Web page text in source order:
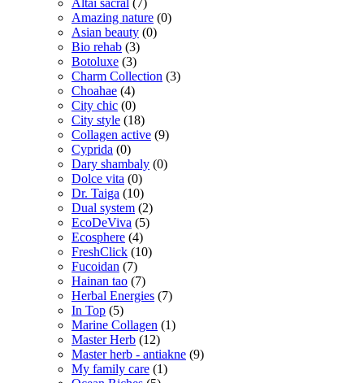
Altai sacral (7)
Amazing nature (0)
Asian beauty (0)
Bio rehab (3)
Botoluxe (3)
Charm Collection (3)
Choahae (4)
City chic (0)
City style (18)
Collagen active (9)
Cyprida (0)
Dary shambaly (0)
Dolce vita (0)
Dr. Taiga (10)
Dual system (2)
EcoDeViva (5)
Ecosphere (4)
FreshClick (10)
Fucoidan (7)
Hainan tao (7)
Herbal Energies (7)
In Top (5)
Marine Collagen (1)
Master Herb (12)
Master herb - antiakne (9)
My family care (1)